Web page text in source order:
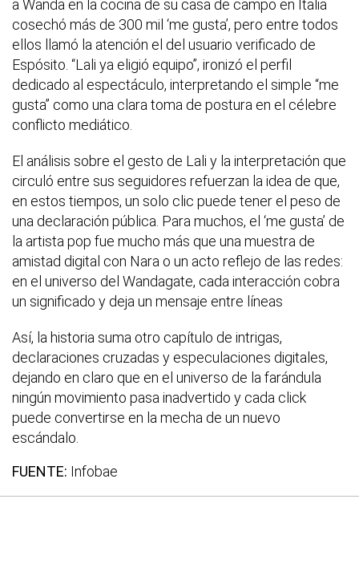
a Wanda en la cocina de su casa de campo en Italia
cosechó más de 300 mil ‘me gusta’, pero entre todos
ellos llamó la atención el del usuario verificado de
Espósito. “Lali ya eligió equipo”, ironizó el perfil
dedicado al espectáculo, interpretando el simple “me
gusta” como una clara toma de postura en el célebre
conflicto mediático.
El análisis sobre el gesto de Lali y la interpretación que
circuló entre sus seguidores refuerzan la idea de que,
en estos tiempos, un solo clic puede tener el peso de
una declaración pública. Para muchos, el ‘me gusta’ de
la artista pop fue mucho más que una muestra de
amistad digital con Nara o un acto reflejo de las redes:
en el universo del Wandagate, cada interacción cobra
un significado y deja un mensaje entre líneas
Así, la historia suma otro capítulo de intrigas,
declaraciones cruzadas y especulaciones digitales,
dejando en claro que en el universo de la farándula
ningún movimiento pasa inadvertido y cada click
puede convertirse en la mecha de un nuevo
escándalo.
FUENTE: Infobae